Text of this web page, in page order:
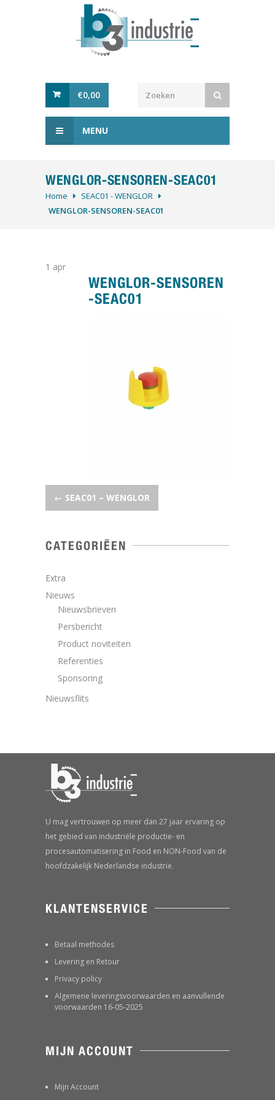
€0,00
MENU
WENGLOR-SENSOREN-SEAC01
Home
SEAC01 - WENGLOR
WENGLOR-SENSOREN-SEAC01
1 apr
WENGLOR-SENSOREN
-SEAC01
POST NAVIGATION
← SEAC01 – WENGLOR
CATEGORIËEN
Extra
Nieuws
Nieuwsbrieven
Persbericht
Product noviteiten
Referenties
Sponsoring
Nieuwsflits
U mag vertrouwen op meer dan 27 jaar ervaring op
het gebied van industriële productie- en
procesautomatisering in Food en NON-Food van de
hoofdzakelijk Nederlandse industrie.
KLANTENSERVICE
Betaal methodes
Levering en Retour
Privacy policy
Algemene leveringsvoorwaarden en aanvullende
voorwaarden 16-05-2025
MIJN ACCOUNT
Mijn Account